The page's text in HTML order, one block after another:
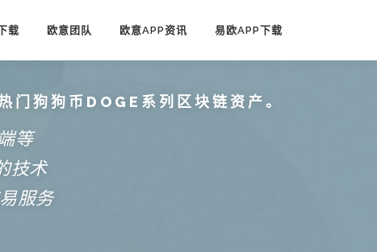
载 欧意团队 欧意APP资讯 易欧APP下载
狗狗币DOGE系列区块链资产。
等
技术
服务